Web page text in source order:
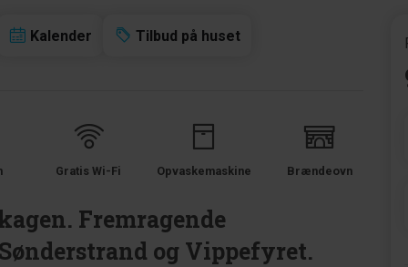
Kalender Tilbud på huset
Gratis Wi-Fi Opvaskemaskine Brændeovn
Fremragende
og Vippefyret.